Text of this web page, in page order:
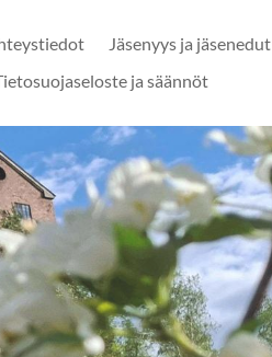
Jäsenyys ja jäsenedut
ja säännöt